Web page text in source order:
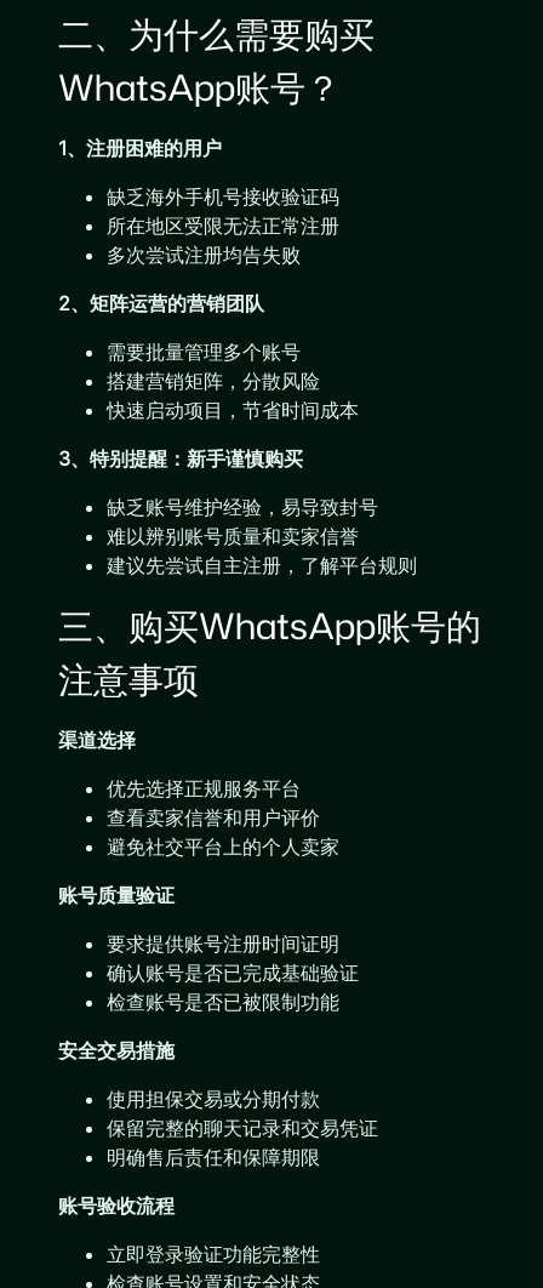
二、为什么需要购买
WhatsApp账号？
1、注册困难的用户
缺乏海外手机号接收验证码
所在地区受限无法正常注册
多次尝试注册均告失败
2、矩阵运营的营销团队
需要批量管理多个账号
搭建营销矩阵，分散风险
快速启动项目，节省时间成本
3、特别提醒：新手谨慎购买
缺乏账号维护经验，易导致封号
难以辨别账号质量和卖家信誉
建议先尝试自主注册，了解平台规则
三、购买WhatsApp账号的
注意事项
渠道选择
优先选择正规服务平台
查看卖家信誉和用户评价
避免社交平台上的个人卖家
账号质量验证
要求提供账号注册时间证明
确认账号是否已完成基础验证
检查账号是否已被限制功能
安全交易措施
使用担保交易或分期付款
保留完整的聊天记录和交易凭证
明确售后责任和保障期限
账号验收流程
立即登录验证功能完整性
检查账号设置和安全状态